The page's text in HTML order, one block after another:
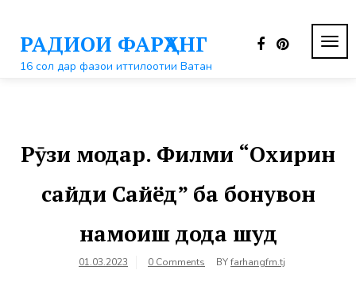
контентуРАДИОИ ФАРҲАНГ
16 сол дар фазои иттилоотии Ватан
Рӯзи модар. Филми “Охирин
сайди Сайёд” ба бонувон
намоиш дода шуд
01.03.2023 0 Comments BYfarhangfm.tj